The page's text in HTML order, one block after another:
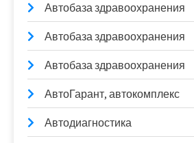
Автобаза здравоохранения
Автобаза здравоохранения
Автобаза здравоохранения
АвтоГарант, автокомплекс
Автодиагностика